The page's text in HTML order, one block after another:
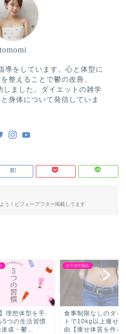
tomomi
導をしています。心と体型に
整えることで鬱の改善、
ました。ダイエットの雑学
身体について発信していま
う！ビフォーアフター掲載してます
理想体型を手
5つの生活習慣
達成・鬱...
カラダの悩み
食事制限なしのダイ
トで10kg以上痩せ
由【痩せ体質を作る